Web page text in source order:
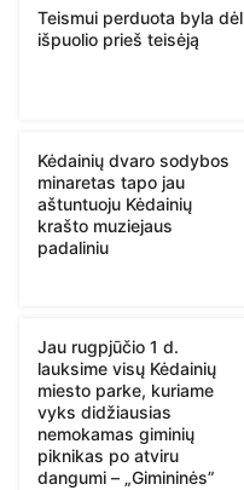
Teismui perduota byla dėl
išpuolio prieš teisėją
Kėdainių dvaro sodybos
minaretas tapo jau
aštuntuoju Kėdainių
krašto muziejaus
padaliniu
Jau rugpjūčio 1 d.
lauksime visų Kėdainių
miesto parke, kuriame
vyks didžiausias
nemokamas giminių
piknikas po atviru
dangumi – „Gimininės”